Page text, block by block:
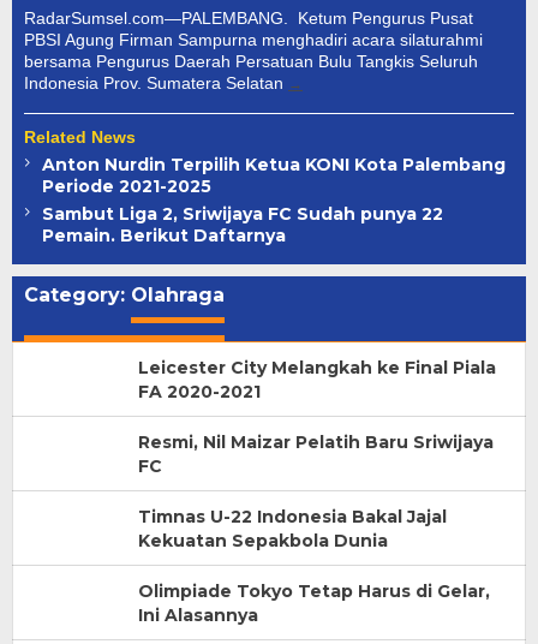
RadarSumsel.com—PALEMBANG. Ketum Pengurus Pusat
PBSI Agung Firman Sampurna menghadiri acara silaturahmi
bersama Pengurus Daerah Persatuan Bulu Tangkis Seluruh
Indonesia Prov. Sumatera Selatan
Related News
Anton Nurdin Terpilih Ketua KONI Kota Palembang
Periode 2021-2025
Sambut Liga 2, Sriwijaya FC Sudah punya 22
Pemain. Berikut Daftarnya
Category: Olahraga
Leicester City Melangkah ke Final Piala
FA 2020-2021
Resmi, Nil Maizar Pelatih Baru Sriwijaya
FC
Timnas U-22 Indonesia Bakal Jajal
Kekuatan Sepakbola Dunia
Olimpiade Tokyo Tetap Harus di Gelar,
Ini Alasannya